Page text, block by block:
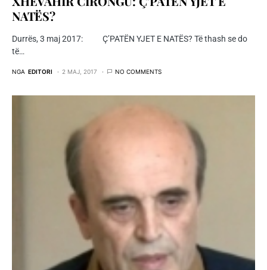
NATËS?
Durrës, 3 maj 2017: Ç’PATËN YJET E NATËS? Të thash se do
të…
NGA EDITORI 2 MAJ, 2017 NO COMMENTS